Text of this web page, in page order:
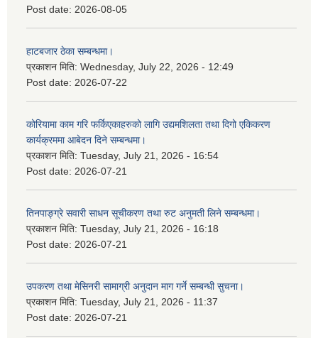
Post date: 2026-08-05
हाटबजार ठेका सम्बन्धमा।
प्रकाशन मिति: Wednesday, July 22, 2026 - 12:49
Post date: 2026-07-22
कोरियामा काम गरि फर्किएकाहरुको लागि उद्यमशिलता तथा दिगो एकिकरण
कार्यक्रममा आबेदन दिने सम्बन्धमा।
प्रकाशन मिति: Tuesday, July 21, 2026 - 16:54
Post date: 2026-07-21
तिनपाङ्ग्रे सवारी साधन सूचीकरण तथा रुट अनुमती लिने सम्बन्धमा।
प्रकाशन मिति: Tuesday, July 21, 2026 - 16:18
Post date: 2026-07-21
उपकरण तथा मेसिनरी सामाग्री अनुदान माग गर्ने सम्बन्धी सुचना।
प्रकाशन मिति: Tuesday, July 21, 2026 - 11:37
Post date: 2026-07-21